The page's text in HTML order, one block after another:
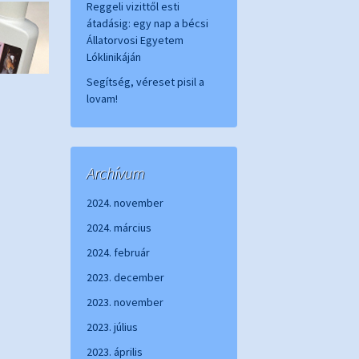
Reggeli vizittől esti
átadásig: egy nap a bécsi
Állatorvosi Egyetem
Lóklinikáján
Segítség, véreset pisil a
lovam!
Archívum
2024. november
2024. március
2024. február
2023. december
2023. november
2023. július
2023. április